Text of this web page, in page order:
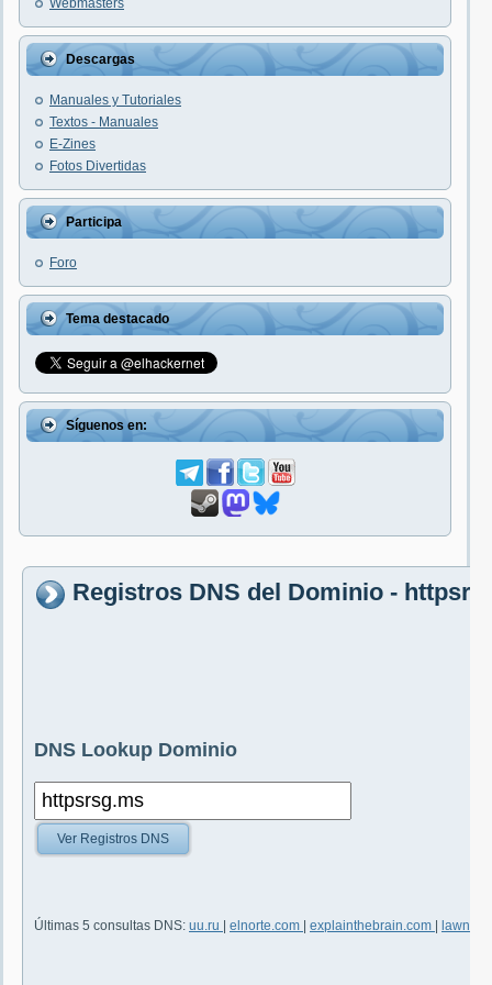
Webmasters
Descargas
Manuales y Tutoriales
Textos - Manuales
E-Zines
Fotos Divertidas
Participa
Foro
Tema destacado
Síguenos en:
Registros DNS del Dominio -
DNS Lookup Dominio
Ver Registros DNS
Últimas 5 consultas DNS: uu.ru elnorte.com explainthebrain.com